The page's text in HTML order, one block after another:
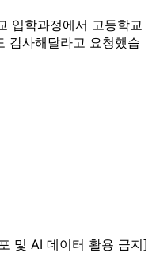
입학과정에서 고등학교
감사해달라고 요청했습
및 AI 데이터 활용 금지]